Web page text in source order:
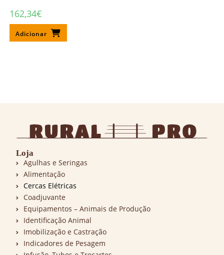
162,34€
Adicionar
Loja
Agulhas e Seringas
Alimentação
Cercas Elétricas
Coadjuvante
Equipamentos – Animais de Produção
Identificação Animal
Imobilização e Castração
Indicadores de Pesagem